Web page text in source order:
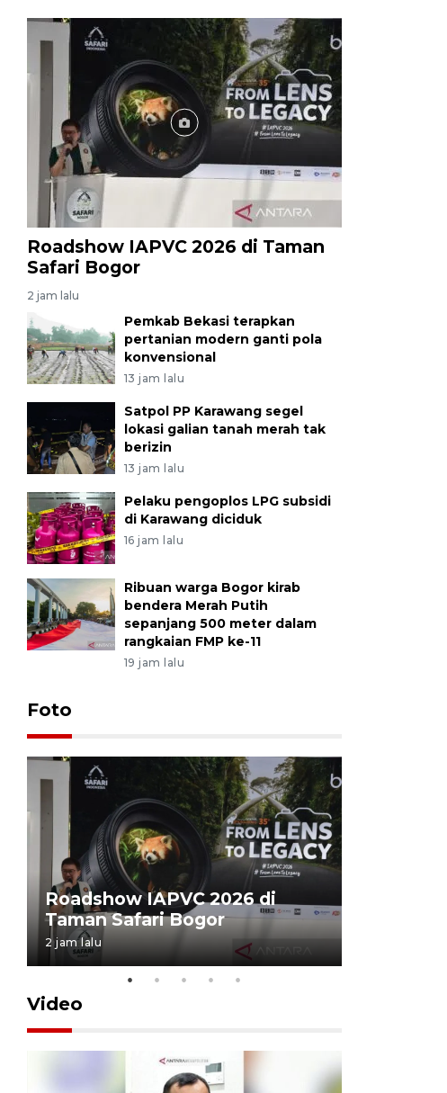
Roadshow IAPVC 2026 di Taman
Safari Bogor
2 jam lalu
Pemkab Bekasi terapkan
pertanian modern ganti pola
konvensional
13 jam lalu
Satpol PP Karawang segel
lokasi galian tanah merah tak
berizin
13 jam lalu
Pelaku pengoplos LPG subsidi
di Karawang diciduk
16 jam lalu
Ribuan warga Bogor kirab
bendera Merah Putih
sepanjang 500 meter dalam
rangkaian FMP ke-11
19 jam lalu
Foto
Roadshow IAPVC 2026 di
Taman Safari Bogor
2 jam lalu
Video